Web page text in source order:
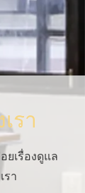
รา
ยเรื่องดูแล
รา